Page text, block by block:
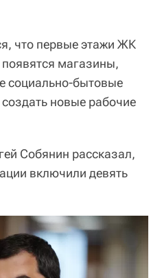
что первые этажи ЖК
магазины,
социально-бытовые
новые рабочие
Собянин рассказал,
включили девять